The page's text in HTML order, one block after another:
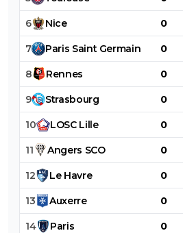
6 Nice 0
7 Paris Saint Germain 0
8 Rennes 0
9 Strasbourg 0
10 LOSC Lille 0
11 Angers SCO 0
12 Le Havre 0
13 Auxerre 0
14 Paris 0